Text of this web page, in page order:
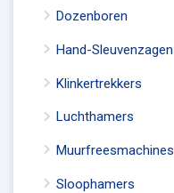
Dozenboren
Hand-Sleuvenzagen
Klinkertrekkers
Luchthamers
Muurfreesmachines
Sloophamers